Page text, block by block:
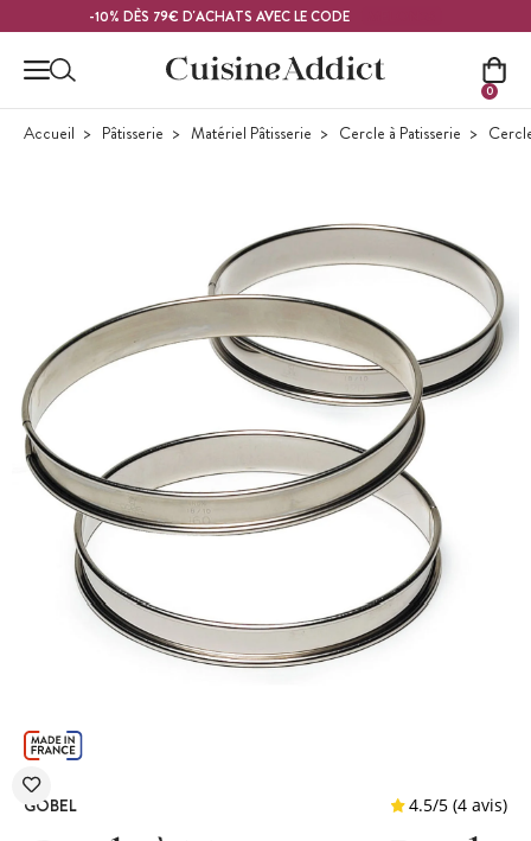
Contenu principal-10% DÈS 79€ D'ACHATS AVEC LE CODE
0
Accueil Pâtisserie Matériel Pâtisserie Cercle à Patisserie
GOBEL